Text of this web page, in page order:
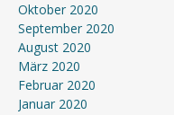
Oktober 2020
September 2020
August 2020
März 2020
Februar 2020
Januar 2020